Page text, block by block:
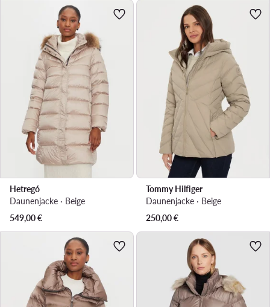
Hetregó
Daunenjacke · Beige
549,00€
Tommy Hilfiger
Daunenjacke · Beige
250,00€